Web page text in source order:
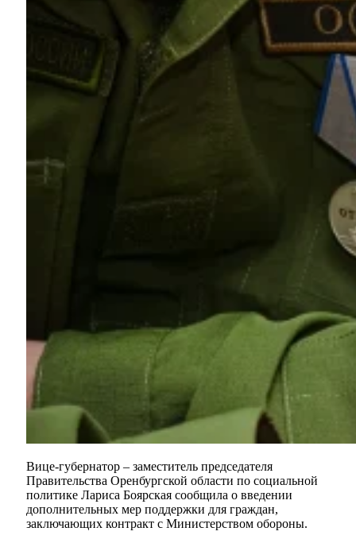
Вице-губернатор – заместитель председателя
Правительства Оренбургской области по социальной
политике Лариса Боярская сообщила о введении
дополнительных мер поддержки для граждан,
заключающих контракт с Министерством обороны.